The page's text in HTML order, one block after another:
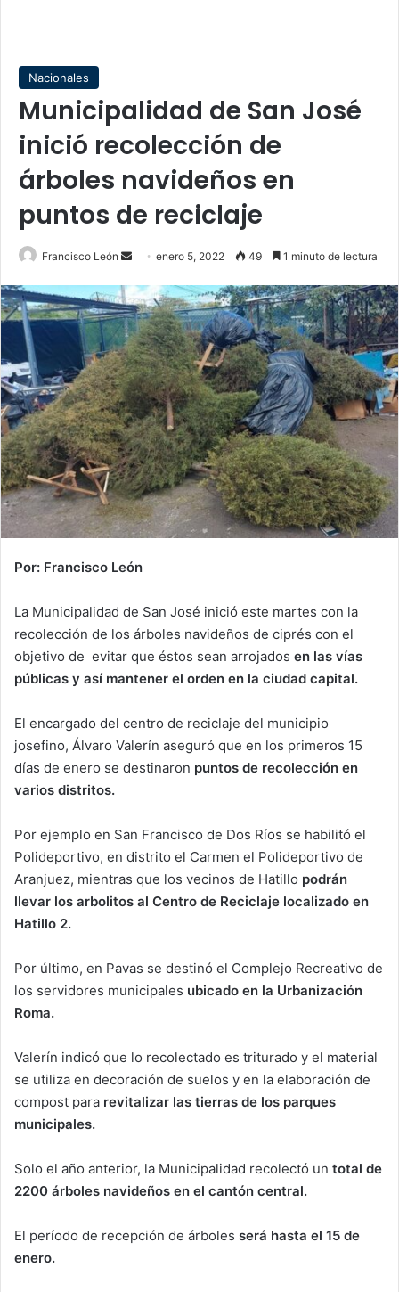
Nacionales
Municipalidad de San José
inició recolección de
árboles navideños en
puntos de reciclaje
Francisco León
Send
email
enero 5, 2022 49 1 minuto de lectura
Por: Francisco León
La Municipalidad de San José inició este martes con la
recolección de los árboles navideños de ciprés con el
objetivo de evitar que éstos sean arrojados en las vías
públicas y así mantener el orden en la ciudad capital.
El encargado del centro de reciclaje del municipio
josefino, Álvaro Valerín aseguró que en los primeros 15
días de enero se destinaron puntos de recolección en
varios distritos.
Por ejemplo en San Francisco de Dos Ríos se habilitó el
Polideportivo, en distrito el Carmen el Polideportivo de
Aranjuez, mientras que los vecinos de Hatillo podrán
llevar los arbolitos al Centro de Reciclaje localizado en
Hatillo 2.
Por último, en Pavas se destinó el Complejo Recreativo de
los servidores municipales ubicado en la Urbanización
Roma.
Valerín indicó que lo recolectado es triturado y el material
se utiliza en decoración de suelos y en la elaboración de
compost para revitalizar las tierras de los parques
municipales.
Solo el año anterior, la Municipalidad recolectó un total de
2200 árboles navideños en el cantón central.
El período de recepción de árboles será hasta el 15 de
enero.